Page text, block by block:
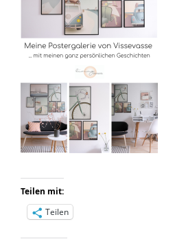
Teilen mit:
Teilen